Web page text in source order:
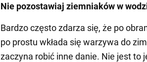
Nie pozostawiaj ziemniaków w
Bardzo często zdarza się, że po
po prostu wkłada się warzywa do
zaczyna robić inne danie. Nie jest to